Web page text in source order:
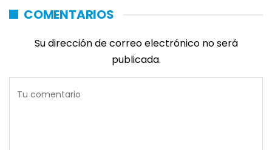
COMENTARIOS
Su dirección de correo electrónico no será
publicada.